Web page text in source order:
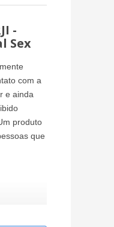
-
Sex
com a
e ainda
produto
que